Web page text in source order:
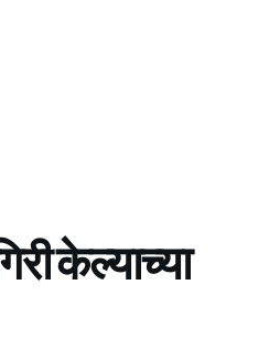
केल्याच्या